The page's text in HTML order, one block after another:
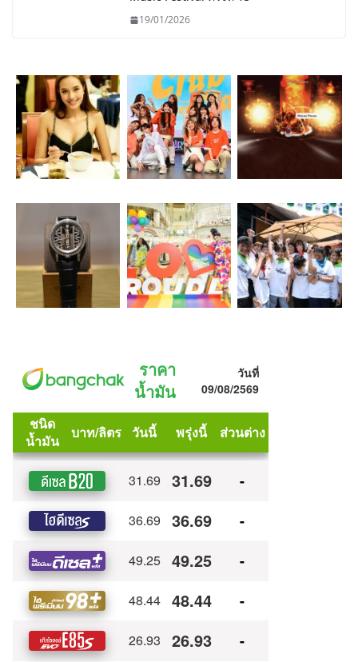
19/01/2026